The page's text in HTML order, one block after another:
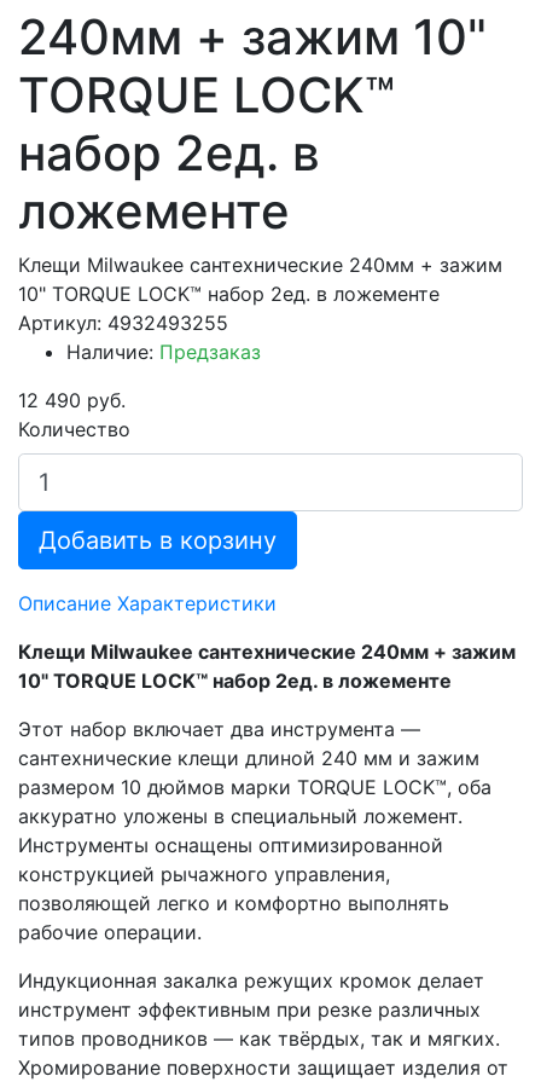
240мм + зажим 10"
TORQUE LOCK™
набор 2ед. в
ложементе
Клещи Milwaukee сантехнические 240мм + зажим
10" TORQUE LOCK™ набор 2ед. в ложементе
Артикул: 4932493255
Наличие: Предзаказ
12 490 руб.
Количество
Добавить в корзину
Описание Характеристики
Клещи Milwaukee сантехнические 240мм + зажим
10" TORQUE LOCK™ набор 2ед. в ложементе
Этот набор включает два инструмента —
сантехнические клещи длиной 240 мм и зажим
размером 10 дюймов марки TORQUE LOCK™, оба
аккуратно уложены в специальный ложемент.
Инструменты оснащены оптимизированной
конструкцией рычажного управления,
позволяющей легко и комфортно выполнять
рабочие операции.
Индукционная закалка режущих кромок делает
инструмент эффективным при резке различных
типов проводников — как твёрдых, так и мягких.
Хромирование поверхности защищает изделия от